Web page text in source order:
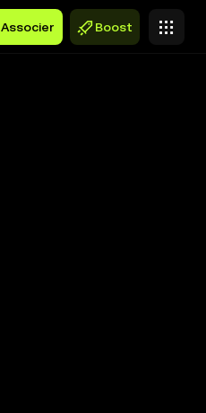
Associer Boost